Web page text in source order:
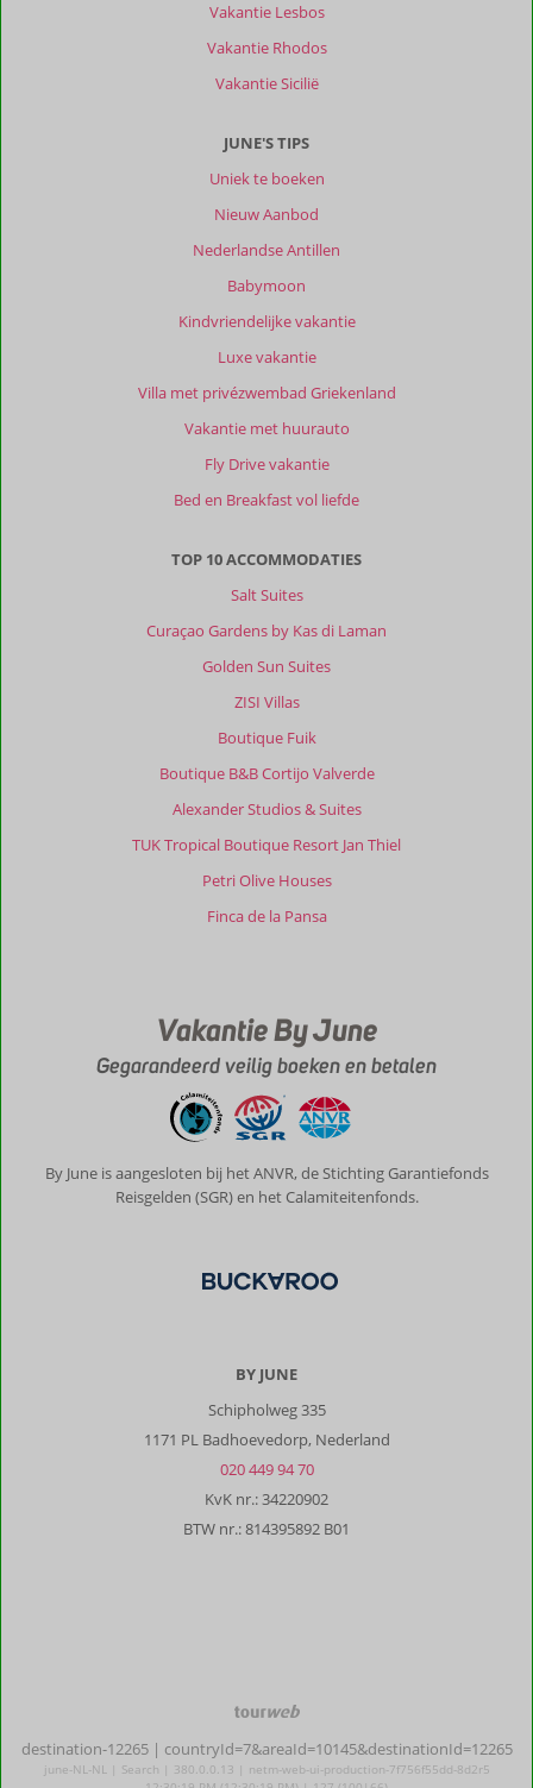
Vakantie Lesbos
Vakantie Rhodos
Vakantie Sicilië
JUNE'S TIPS
Uniek te boeken
Nieuw Aanbod
Nederlandse Antillen
Babymoon
Kindvriendelijke vakantie
Luxe vakantie
Villa met privézwembad Griekenland
Vakantie met huurauto
Fly Drive vakantie
Bed en Breakfast vol liefde
TOP 10 ACCOMMODATIES
Salt Suites
Curaçao Gardens by Kas di Laman
Golden Sun Suites
ZISI Villas
Boutique Fuik
Boutique B&B Cortijo Valverde
Alexander Studios & Suites
TUK Tropical Boutique Resort Jan Thiel
Petri Olive Houses
Finca de la Pansa
Vakantie By June
Gegarandeerd veilig boeken en betalen
By June is aangesloten bij het ANVR, de Stichting Garantiefonds
Reisgelden (SGR) en het Calamiteitenfonds.
BY JUNE
Schipholweg 335
1171 PL Badhoevedorp, Nederland
020 449 94 70
KvK nr.: 34220902
BTW nr.: 814395892 B01
TourWeb
NetMatch
destination-12265 | countryId=7&areaId=10145&destinationId=12265
june-NL-NL | Search | 380.0.0.13 | netm-web-ui-production-7f756f55dd-8d2r5